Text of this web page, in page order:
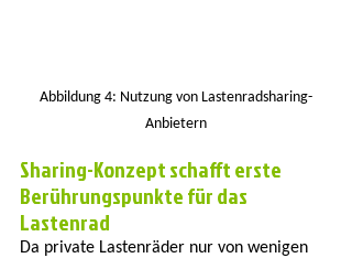
Abbildung 4: Nutzung von Lastenradsharing-
Anbietern
Sharing-Konzept schafft erste
Berührungspunkte für das
Lastenrad
Da private Lastenräder nur von wenigen